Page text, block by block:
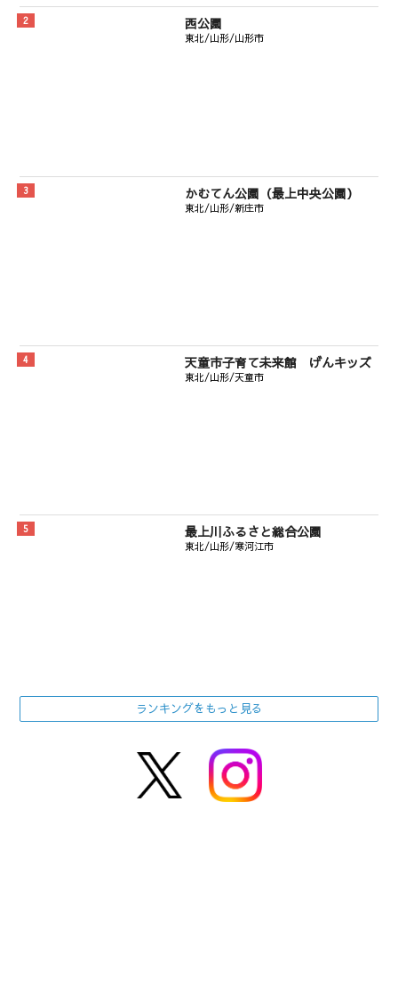
西公園
東北/山形/山形市
かむてん公園（最上中央公園）
東北/山形/新庄市
天童市子育て未来館 げんキッズ
東北/山形/天童市
最上川ふるさと総合公園
東北/山形/寒河江市
ランキングをもっと見る